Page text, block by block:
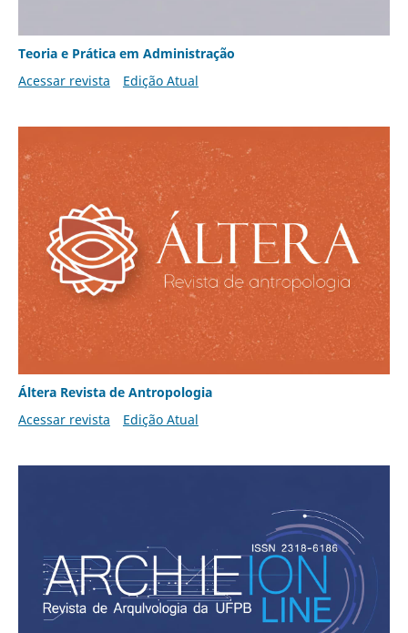
Teoria e Prática em Administração
Acessar revista
Edição Atual
Áltera Revista de Antropologia
Acessar revista
Edição Atual